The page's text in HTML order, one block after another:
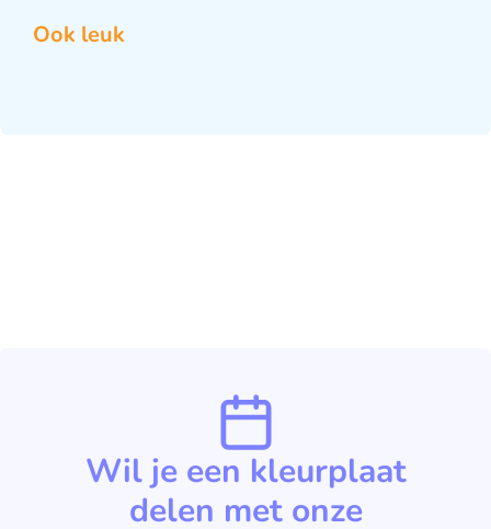
Ook leuk
Wil je een kleurplaat
delen met onze